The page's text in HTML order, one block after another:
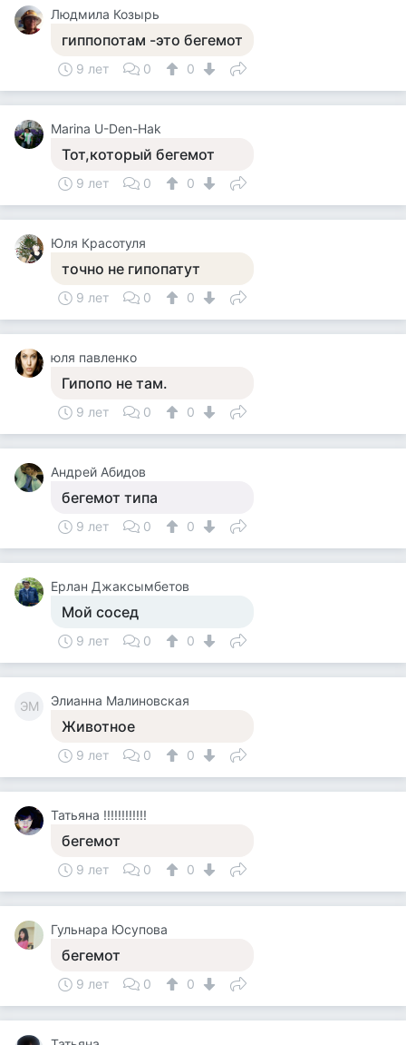
Людмила Козырь
гиппопотам -это бегемот
9 лет 0 0
Marina U-Den-Hak
Тот,который бегемот
9 лет 0 0
Юля Красотуля
точно не гипопатут
9 лет 0 0
юля павленко
Гипопо не там.
9 лет 0 0
Андрей Абидов
бегемот типа
9 лет 0 0
Ерлан Джаксымбетов
Мой сосед
9 лет 0 0
ЭМ Элианна Малиновская
Животное
9 лет 0 0
Татьяна !!!!!!!!!!!!
бегемот
9 лет 0 0
Гульнара Юсупова
бегемот
9 лет 0 0